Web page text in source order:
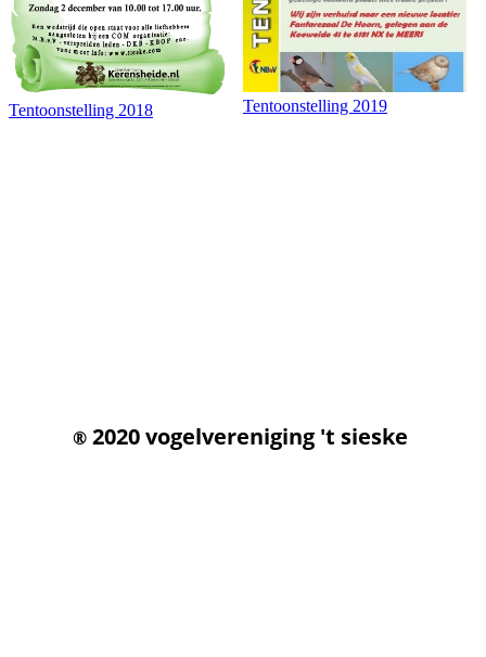
Tentoonstelling 2018 Tentoonstelling 2019
® 2020 vogelvereniging 't sieske